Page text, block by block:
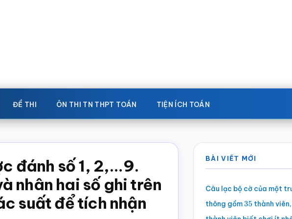
ĐỀ THI ÔN THI TN THPT TOÁN TIỆN ÍCH TOÁN
đánh số 1, 2,…9.
nhân hai số ghi trên
suất để tích nhận
Sidebar
chính
BÀI VIẾT MỚI
Câu lạc bộ cờ của một
thông gồm35 thành